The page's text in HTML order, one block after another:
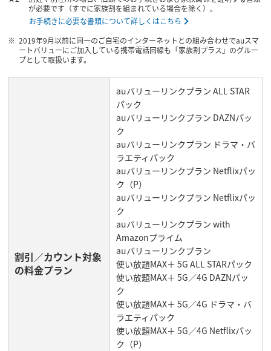
が必要です（すでに家族割を組まれている場合を除く）。
お手続きに必要な書類について詳しくはこちら
2019年9月以前に同一のご自宅のインターネットとの組み合わせでauスマ
ートバリューにご加入している携帯電話回線も「家族割プラス」のグルー
プとして取扱います。
割引／カウント対象
の料金プラン
auバリューリンクプラン ALL STAR
パック
auバリューリンクプラン DAZNパッ
ク
auバリューリンクプラン ドラマ・バ
ラエティパック
auバリューリンクプラン Netflixパッ
ク（P）
auバリューリンクプラン Netflixパッ
ク
auバリューリンクプラン with
Amazonプライム
auバリューリンクプラン
使い放題MAX＋ 5G ALL STARパック
使い放題MAX＋ 5G／4G DAZNパッ
ク
使い放題MAX＋ 5G／4G ドラマ・バ
ラエティパック
使い放題MAX＋ 5G／4G Netflixパッ
ク（P）